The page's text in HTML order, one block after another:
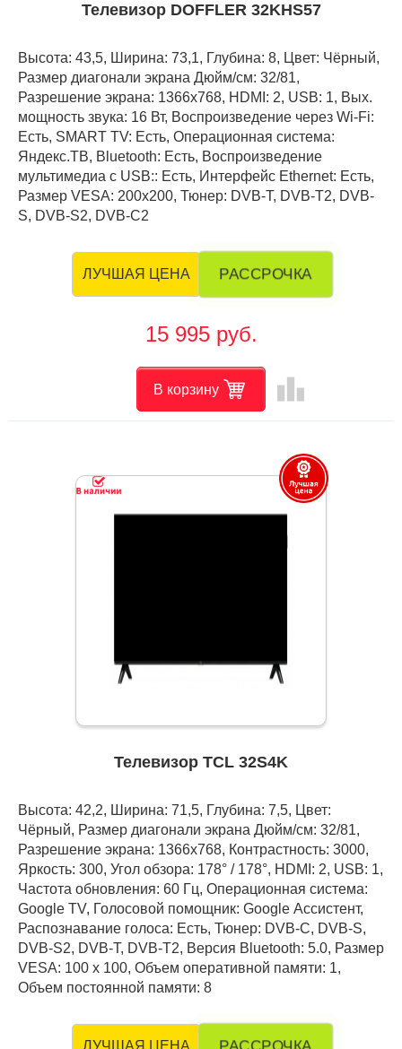
Телевизор DOFFLER 32KHS57
Высота: 43,5, Ширина: 73,1, Глубина: 8, Цвет: Чёрный,
Размер диагонали экрана Дюйм/см: 32/81,
Разрешение экрана: 1366x768, HDMI: 2, USB: 1, Вых.
мощность звука: 16 Вт, Воспроизведение через Wi-Fi:
Есть, SMART TV: Есть, Операционная система:
Яндекс.ТВ, Bluetooth: Есть, Воспроизведение
мультимедиа с USB:: Есть, Интерфейс Ethernet: Есть,
Размер VESA: 200x200, Тюнер: DVB-T, DVB-T2, DVB-
S, DVB-S2, DVB-C2
ЛУЧШАЯ ЦЕНА РАССРОЧКА
15 995 руб.
В корзину leaderboard
Телевизор TCL 32S4K
Высота: 42,2, Ширина: 71,5, Глубина: 7,5, Цвет:
Чёрный, Размер диагонали экрана Дюйм/см: 32/81,
Разрешение экрана: 1366x768, Контрастность: 3000,
Яркость: 300, Угол обзора: 178° / 178°, HDMI: 2, USB: 1,
Частота обновления: 60 Гц, Операционная система:
Google TV, Голосовой помощник: Google Ассистент,
Распознавание голоса: Есть, Тюнер: DVB-C, DVB-S,
DVB-S2, DVB-T, DVB-T2, Версия Bluetooth: 5.0, Размер
VESA: 100 х 100, Объем оперативной памяти: 1,
Объем постоянной памяти: 8